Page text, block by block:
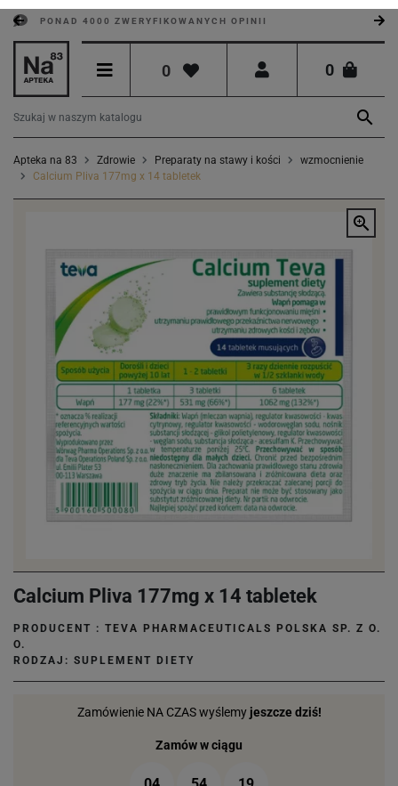
PONAD 4000 ZWERYFIKOWANYCH OPINII
0 0

Apteka na 83 Zdrowie Preparaty na stawy i kości
wzmocnienie
Calcium Pliva 177mg x 14 tabletek

Calcium Pliva 177mg x 14 tabletek
PRODUCENT : TEVA PHARMACEUTICALS POLSKA SP. Z O.
O.
RODZAJ: SUPLEMENT DIETY
Zamówienie NA CZAS wyślemy jeszcze dziś!
Zamów w ciągu